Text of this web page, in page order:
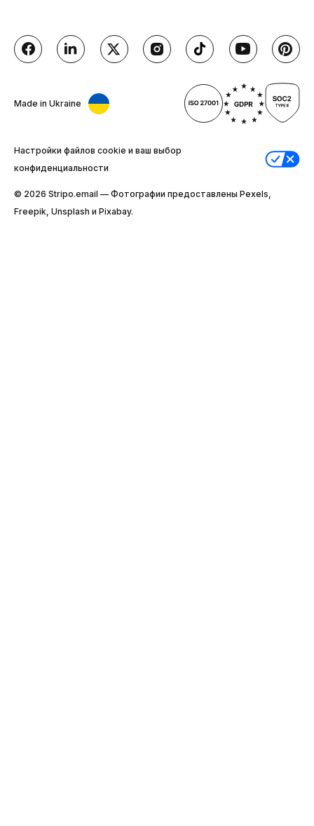
Made in Ukraine
Настройки файлов cookie и ваш выбор
конфиденциальности
© 2026 Stripо.email — Фотографии предоставлены Pexels,
Freepik, Unsplash и Pixabay.